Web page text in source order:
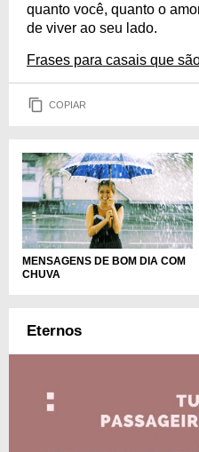
quanto você, quanto o
de viver ao seu lado.
Frases para casais que
COPIAR
MENSAGENS DE BOM DIA COM
CHUVA
Eternos